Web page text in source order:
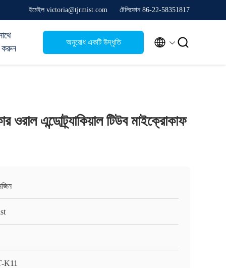
ইমেইল victoria@tjrmist.com টেলিফোন 86-22-58351817
করুন
অনুরোধ একটি উদ্ধৃতি  
ওরাল এন্ডোট্র্যাকিয়াল টিউব মাইক্রোকাফ
K11